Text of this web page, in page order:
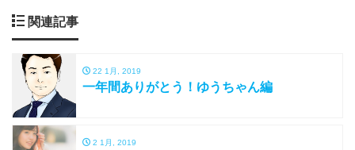
関連記事
22 1月, 2019
一年間ありがとう！ゆうちゃん編
2 1月, 2019